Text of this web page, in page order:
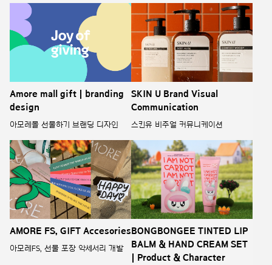
Amore mall gift | branding
design
아모레몰 선물하기 브랜딩 디자인
SKIN U Brand Visual
Communication
스킨유 비주얼 커뮤니케이션
AMORE FS, GIFT Accesories
아모레FS, 선물 포장 악세서리 개발
BONGBONGEE TINTED LIP
BALM & HAND CREAM SET
| Product & Character